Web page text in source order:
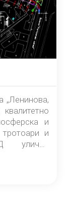
„Ленинова,
и
тротоари и
улично